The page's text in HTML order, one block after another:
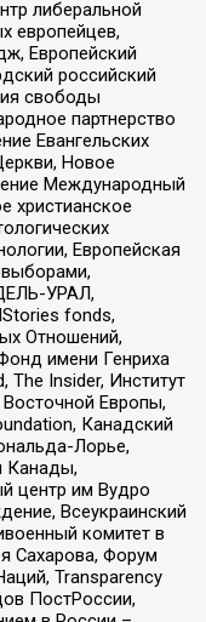
либеральной
европейцев,
Европейский
российский
свободы
партнерство
Евангельских
Новое
Международный
христианское
Европейская
УРАЛ,
fonds,
Отношений,
имени Генриха
The Insider, Институт
Европы,
Канадский
Лорье,
Канады,
центр им Вудро
Всеукраинский
комитет в
Сахарова, Форум
Transparеncy
ПостРоссии,